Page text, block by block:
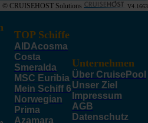
© CRUISEHOST Solutions V4.1663
TOP Schiffe
AIDAcosma
Costa
Smeralda
MSC Euribia
Mein Schiff 6
Norwegian
Prima
Azamara
Unternehmen
Über CruisePool
Unser Ziel
Impressum
AGB
Datenschutz